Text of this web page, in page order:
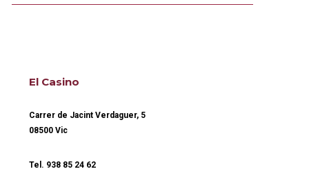
El Casino
Carrer de Jacint Verdaguer, 5
08500 Vic
Tel. 938 85 24 62